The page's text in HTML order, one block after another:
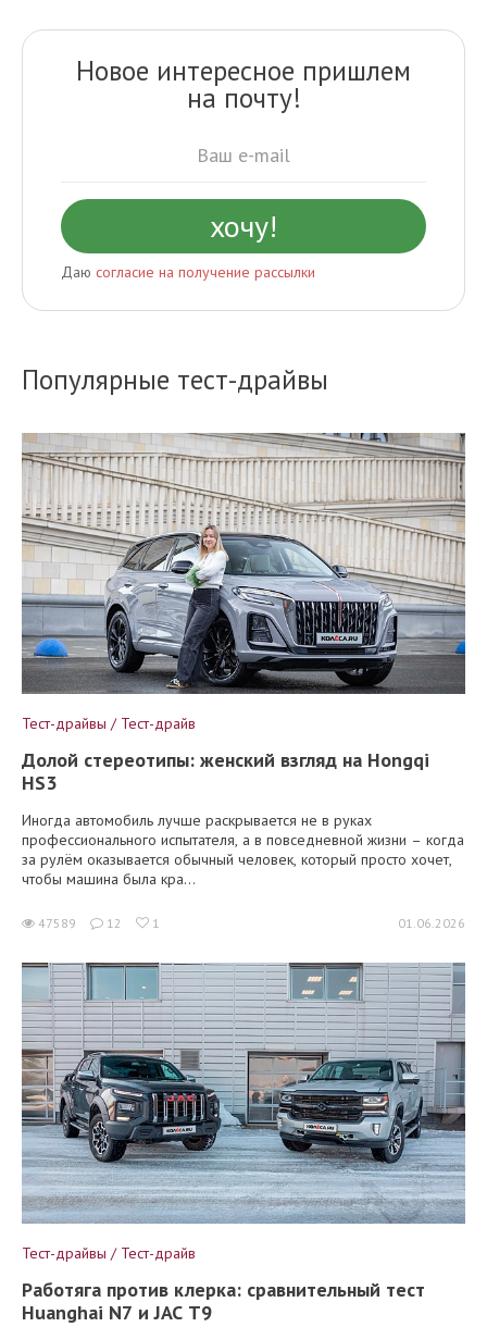
Новое интересное пришлем
на почту!
Даю согласие на получение рассылки
Популярные тест-драйвы
Тест-драйвы / Тест-драйв
Долой стереотипы: женский взгляд на Hongqi
HS3
Иногда автомобиль лучше раскрывается не в руках
профессионального испытателя, а в повседневной жизни – когда
за рулём оказывается обычный человек, который просто хочет,
чтобы машина была кра...
47589 12 1 01.06.2026
Тест-драйвы / Тест-драйв
Работяга против клерка: сравнительный тест
Huanghai N7 и JAC T9